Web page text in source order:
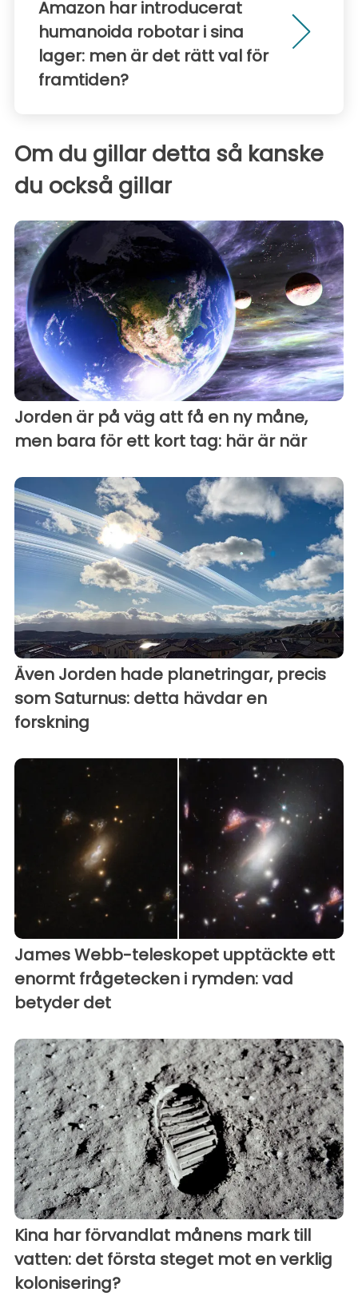
Amazon har introducerat
humanoida robotar i sina
lager: men är det rätt val för
framtiden?
Om du gillar detta så kanske
du också gillar
Jorden är på väg att få en ny måne,
men bara för ett kort tag: här är när
Även Jorden hade planetringar, precis
som Saturnus: detta hävdar en
forskning
James Webb-teleskopet upptäckte ett
enormt frågetecken i rymden: vad
betyder det
Kina har förvandlat månens mark till
vatten: det första steget mot en verklig
kolonisering?